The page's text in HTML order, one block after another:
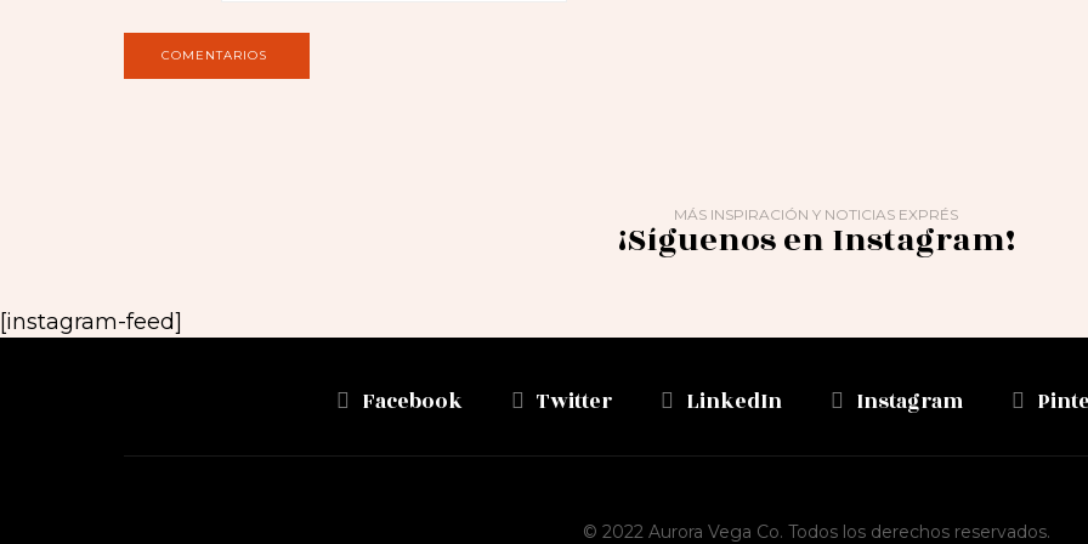
MÁS INSPIRACIÓN Y NOTICIAS EXPRÉS
¡Síguenos en Instagram!
[instagram-feed]
Facebook Twitter LinkedIn Instagram
© 2022 Aurora Vega Co. Todos los derechos reservados.